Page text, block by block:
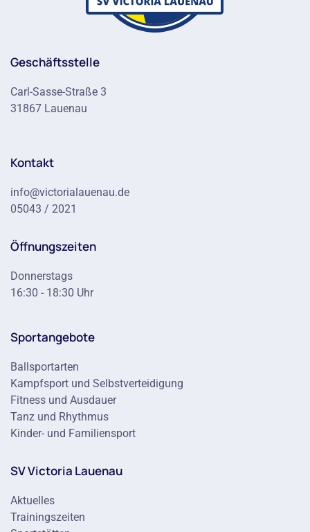
Geschäftsstelle
Carl-Sasse-Straße 3
31867 Lauenau
Kontakt
info@victorialauenau.de
05043 / 2021
Öffnungszeiten
Donnerstags
16:30 - 18:30 Uhr
Sportangebote
Ballsportarten
Kampfsport und Selbstverteidigung
Fitness und Ausdauer
Tanz und Rhythmus
Kinder- und Familiensport
SV Victoria Lauenau
Aktuelles
Trainingszeiten